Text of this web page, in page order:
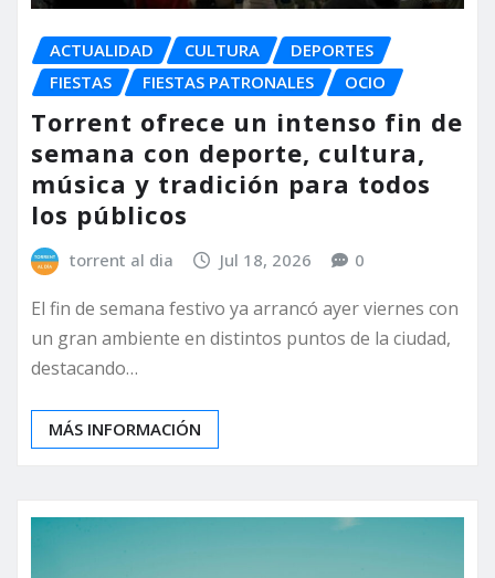
ACTUALIDAD CULTURA
DEPORTES
FIESTAS
FIESTAS PATRONALES OCIO
Torrent ofrece un intenso fin de
semana con deporte, cultura,
música y tradición para todos
los públicos
torrent al dia Jul 18, 2026 0
El fin de semana festivo ya arrancó ayer viernes con
un gran ambiente en distintos puntos de la ciudad,
destacando…
MÁS INFORMACIÓN